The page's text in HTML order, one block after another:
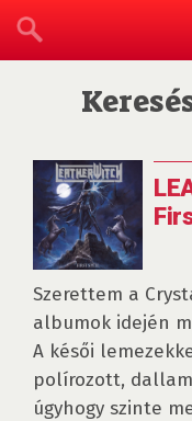
Szerettem a
albumok idején
A késői
polírozott,
úgyhogy szinte